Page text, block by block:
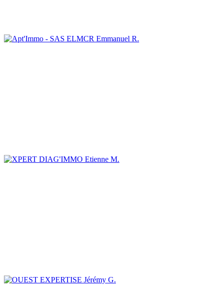
Emmanuel R.
Etienne M.
Jérémy G.